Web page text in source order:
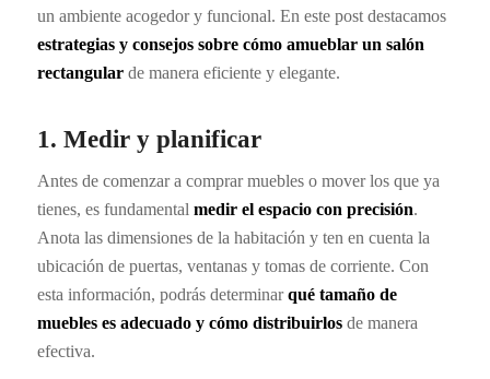
un ambiente acogedor y funcional. En este post destacamos
estrategias y consejos sobre cómo amueblar un salón
rectangularde manera eficiente y elegante.
1. Medir y planificar
Antes de comenzar a comprar muebles o mover los que ya
tienes, es fundamental medir el espacio con precisión.
Anota las dimensiones de la habitación y ten en cuenta la
ubicación de puertas, ventanas y tomas de corriente. Con
esta información, podrás determinarqué tamaño de
muebles es adecuado y cómo distribuirlosde manera
efectiva.